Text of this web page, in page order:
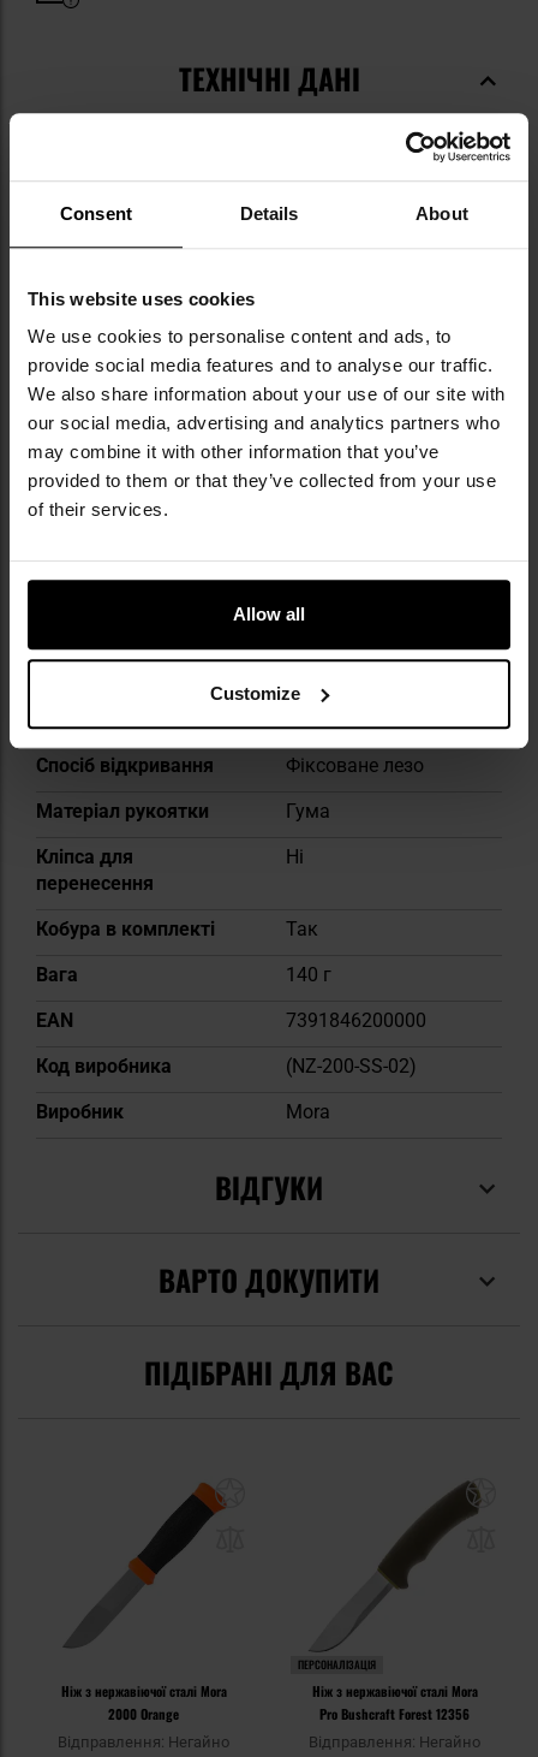
Consent Details About
This website uses cookies
We use cookies to personalise content and ads, to
provide social media features and to analyse our traffic.
We also share information about your use of our site with
our social media, advertising and analytics partners who
may combine it with other information that you’ve
provided to them or that they’ve collected from your use
of their services.
Allow all
Customize
ТЕХНІЧНІ ДАНІ
Докладніше
Тип ножа
З фіксованим
Довжина клинка
109 мм
Товщина леза
2,5 мм
Профіль леза
Clip-Point
Тип леза
Гладке
Стійкість до
Стійкість до корозії
Дуже добра
Фіксоване лезо
Спосіб відкривання
Фіксоване лезо
Матеріал рукоятки
Гума
Кліпса для
перенесення
Ні
Кобура в комплекті
Так
Вага
140 г
EAN
7391846200000
Код виробника
(NZ-200-SS-02)
Виробник
Mora
ВІДГУКИ
ВАРТО ДОКУПИТИ
ПІДІБРАНІ ДЛЯ ВАС
Ніж з нержавіючої сталі Mora
2000 Orange
Відправлення: Негайно
ПЕРСОНАЛІЗАЦІЯ
Ніж з нержавіючої сталі Mora
Pro Bushcraft Forest 12356
Відправлення: Негайно